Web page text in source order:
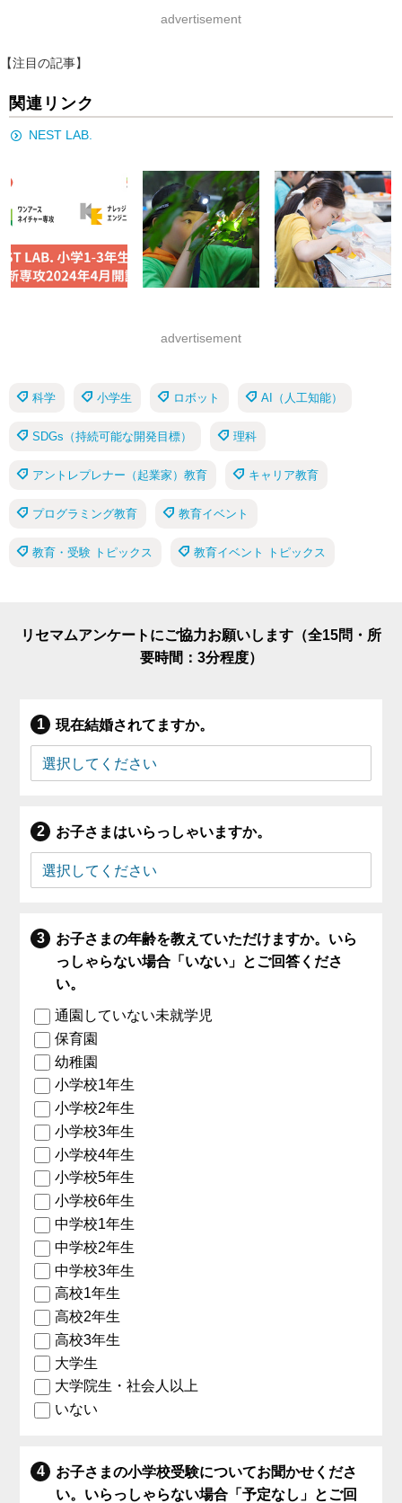
advertisement
【注目の記事】
関連リンク
NEST LAB.
advertisement
科学 小学生 ロボット AI（人工知能）
SDGs（持続可能な開発目標） 理科
アントレプレナー（起業家）教育 キャリア教育
プログラミング教育 教育イベント
教育・受験 トピックス 教育イベント トピックス
リセマムアンケートにご協力お願いします（全15問・所
要時間：3分程度）
現在結婚されてますか。
お子さまはいらっしゃいますか。
お子さまの年齢を教えていただけますか。いら
っしゃらない場合「いない」とご回答くださ
い。
通園していない未就学児
保育園
幼稚園
小学校1年生
小学校2年生
小学校3年生
小学校4年生
小学校5年生
小学校6年生
中学校1年生
中学校2年生
中学校3年生
高校1年生
高校2年生
高校3年生
大学生
大学院生・社会人以上
いない
お子さまの小学校受験についてお聞かせくださ
い。いらっしゃらない場合「予定なし」とご回